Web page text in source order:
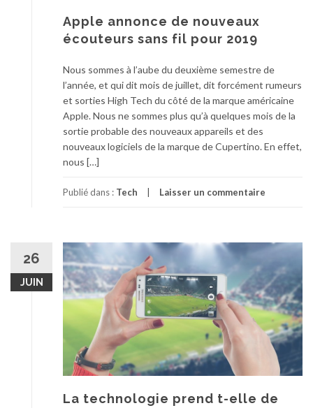
Apple annonce de nouveaux
écouteurs sans fil pour 2019
Nous sommes à l’aube du deuxième semestre de
l’année, et qui dit mois de juillet, dit forcément rumeurs
et sorties High Tech du côté de la marque américaine
Apple. Nous ne sommes plus qu’à quelques mois de la
sortie probable des nouveaux appareils et des
nouveaux logiciels de la marque de Cupertino. En effet,
nous […]
Publié dans : Tech Laisser un commentaire
26
JUIN
La technologie prend t-elle de